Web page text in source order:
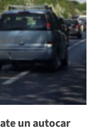
un autocar